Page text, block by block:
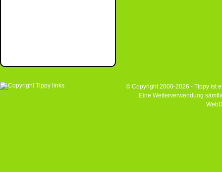
© Copyright 2000-2026 - Tippy ist
Eine Weiterverwendung